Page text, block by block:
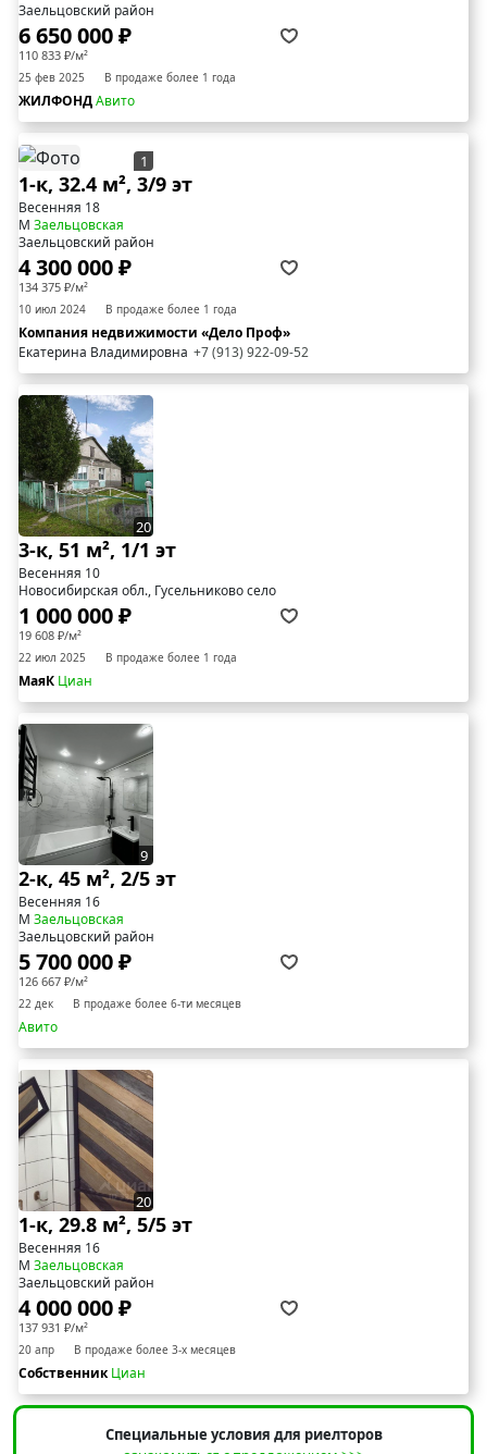
Заельцовский район
6 650 000 ₽
110 833 ₽/м²
25 фев 2025 В продаже более 1 года
ЖИЛФОНДАвито
1
1-к, 32.4 м², 3/9 эт
Весенняя 18
М Заельцовская
Заельцовский район
4 300 000 ₽
134 375 ₽/м²
10 июл 2024 В продаже более 1 года
Компания недвижимости «Дело Проф»
Екатерина Владимировна +7 (913) 922-09-52
20
3-к, 51 м², 1/1 эт
Весенняя 10
Новосибирская обл., Гусельниково село
1 000 000 ₽
19 608 ₽/м²
22 июл 2025 В продаже более 1 года
МаяК Циан
9
2-к, 45 м², 2/5 эт
Весенняя 16
М Заельцовская
Заельцовский район
5 700 000 ₽
126 667 ₽/м²
22 дек В продаже более 6-ти месяцев
Авито
20
1-к, 29.8 м², 5/5 эт
Весенняя 16
М Заельцовская
Заельцовский район
4 000 000 ₽
137 931 ₽/м²
20 апр В продаже более 3-х месяцев
СобственникЦиан
Специальные условия для риелторов